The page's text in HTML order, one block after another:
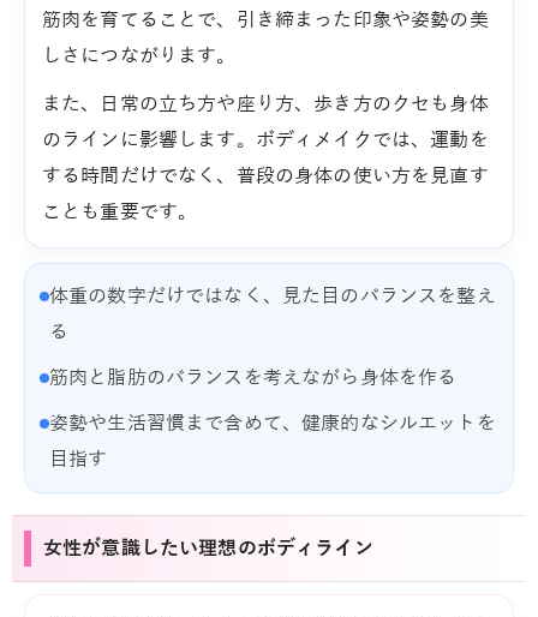
筋肉を育てることで、引き締まった印象や姿勢の美
しさにつながります。
また、日常の立ち方や座り方、歩き方のクセも身体
のラインに影響します。ボディメイクでは、運動を
する時間だけでなく、普段の身体の使い方を見直す
ことも重要です。
体重の数字だけではなく、見た目のバランスを整え
る
筋肉と脂肪のバランスを考えながら身体を作る
姿勢や生活習慣まで含めて、健康的なシルエットを
目指す
女性が意識したい理想のボディライン